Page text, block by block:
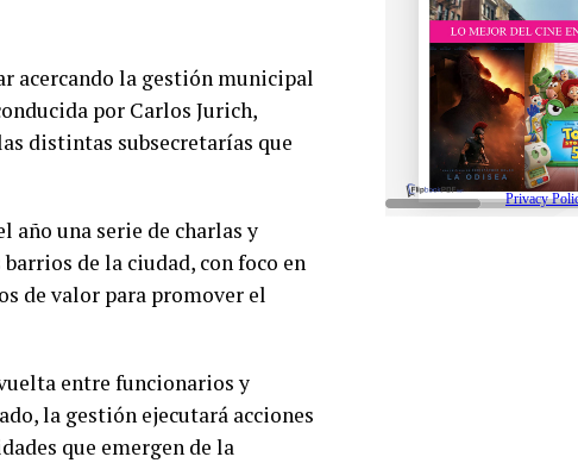
acercando la gestión municipal
por Carlos Jurich,
distintas subsecretarías que
año una serie de charlas y
de la ciudad, con foco en
de valor para promover el
entre funcionarios y
la gestión ejecutará acciones
que emergen de la